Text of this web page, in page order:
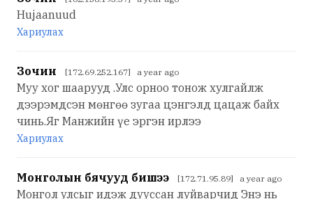
Hujaanuud
Хариулах
Зочин [172.69.252.167] a year ago
Муу хог шаарууд .Улс орноо тонож хулгайлж
дээрэмдсэн мөнгөө зугаа цэнгэлд цацаж байх
чинь.Яг Манжийн үе эргэн ирлээ
Хариулах
Монголын бячууд бишээ [172.71.95.89] a year ago
Монгол улсыг идэж дууссан луйварчид Энэ нь